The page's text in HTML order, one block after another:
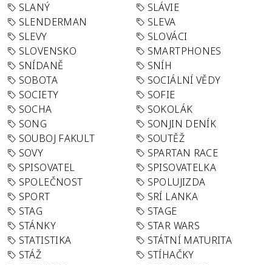
SLANÝ
SLÁVIE
SLENDERMAN
SLEVA
SLEVY
SLOVÁCI
SLOVENSKO
SMARTPHONES
SNÍDANĚ
SNÍH
SOBOTA
SOCIÁLNÍ VĚDY
SOCIETY
SOFIE
SOCHA
SOKOLÁK
SONG
SONJIN DENÍK
SOUBOJ FAKULT
SOUTĚŽ
SOVY
SPARTAN RACE
SPISOVATEL
SPISOVATELKA
SPOLEČNOST
SPOLUJIZDA
SPORT
SRÍ LANKA
STAG
STAGE
STÁNKY
STAR WARS
STATISTIKA
STÁTNÍ MATURITA
STÁŽ
STÍHAČKY